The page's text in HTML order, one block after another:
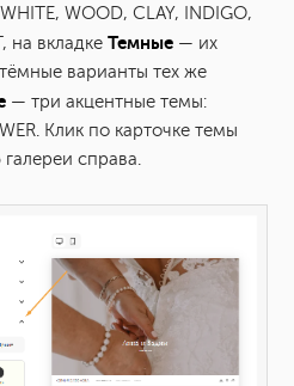
WOOD, CLAY, INDIGO,
на вкладкеТемные — их
варианты тех же
— три акцентные темы:
Клик по карточке темы
справа.